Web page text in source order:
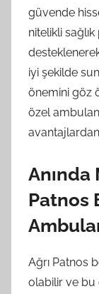
güvende
nitelikli
iyi şekilde
önemini göz
özel
Anında
Patnos
Ağrı Patnos
olabilir ve bu